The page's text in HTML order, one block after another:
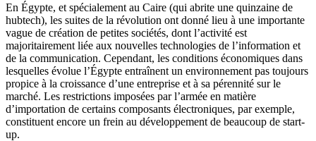
En Égypte, et spécialement au Caire (qui abrite une quinzaine de
hubtech), les suites de la révolution ont donné lieu à une importante
vague de création de petites sociétés, dont l’activité est
majoritairement liée aux nouvelles technologies de l’information et
de la communication. Cependant, les conditions économiques dans
lesquelles évolue l’Égypte entraînent un environnement pas toujours
propice à la croissance d’une entreprise et à sa pérennité sur le
marché. Les restrictions imposées par l’armée en matière
d’importation de certains composants électroniques, par exemple,
constituent encore un frein au développement de beaucoup de start-
up.